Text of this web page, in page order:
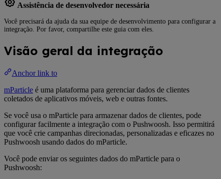
Assistência de desenvolvedor necessária
Você precisará da ajuda da sua equipe de desenvolvimento para configurar a
integração. Por favor, compartilhe este guia com eles.
Visão geral da integração
Anchor link to
mParticle é uma plataforma para gerenciar dados de clientes
coletados de aplicativos móveis, web e outras fontes.
Se você usa o mParticle para armazenar dados de clientes, pode
configurar facilmente a integração com o Pushwoosh. Isso permitirá
que você crie campanhas direcionadas, personalizadas e eficazes no
Pushwoosh usando dados do mParticle.
Você pode enviar os seguintes dados do mParticle para o
Pushwoosh: